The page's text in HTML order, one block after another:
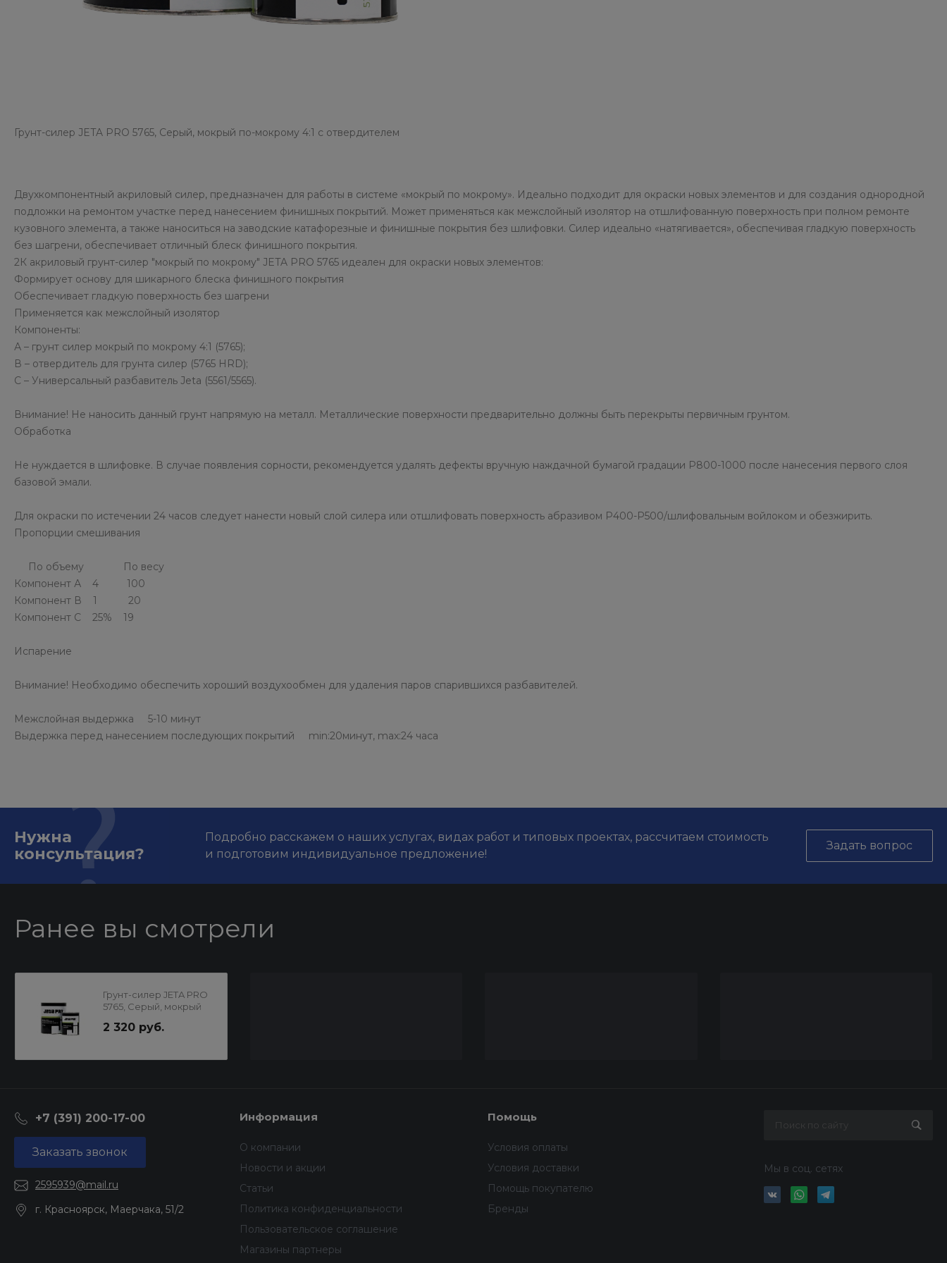
Грунт-силер JETA PRO 5765, Серый, мокрый по-мокрому 4:1 с отвердителем
Двухкомпонентный акриловый силер, предназначен для работы в системе «мокрый по мокрому». Идеально подходит для окраски новых элементов и для создания однородной
подложки на ремонтом участке перед нанесением финишных покрытий. Может применяться как межслойный изолятор на отшлифованную поверхность при полном ремонте
кузовного элемента, а также наноситься на заводские катафорезные и финишные покрытия без шлифовки. Силер идеально «натягивается», обеспечивая гладкую поверхность
без шагрени, обеспечивает отличный блеск финишного покрытия.
2К акриловый грунт-силер "мокрый по мокрому" JETA PRO 5765 идеален для окраски новых элементов:
Формирует основу для шикарного блеска финишного покрытия
Обеспечивает гладкую поверхность без шагрени
Применяется как межслойный изолятор
Компоненты:
А – грунт силер мокрый по мокрому 4:1 (5765);
В – отвердитель для грунта силер (5765 HRD);
С – Универсальный разбавитель Jeta (5561/5565).
Внимание! Не наносить данный грунт напрямую на металл. Металлические поверхности предварительно должны быть перекрыты первичным грунтом.
Обработка
Не нуждается в шлифовке. В случае появления сорности, рекомендуется удалять дефекты вручную наждачной бумагой градации P800-1000 после нанесения первого слоя
базовой эмали.
Для окраски по истечении 24 часов следует нанести новый слой силера или отшлифовать поверхность абразивом Р400-Р500/шлифовальным войлоком и обезжирить.
Пропорции смешивания
По объему По весу
Компонент А 4 100
Компонент В 1 20
Компонент С 25% 19
Испарение
Внимание! Необходимо обеспечить хороший воздухообмен для удаления паров спарившихся разбавителей.
Межслойная выдержка 5-10 минут
Выдержка перед нанесением последующих покрытий min:20минут, max:24 часа
Нужна
консультация?
Подробно расскажем о наших услугах, видах работ и типовых проектах, рассчитаем стоимость
и подготовим индивидуальное предложение!
Задать вопрос
Ранее вы смотрели
Грунт-силер JETA PRO
5765, Серый, мокрый
отвердителем
2 320 руб.
+7 (391) 200-17-00
Заказать звонок
2595939@mail.ru
г. Красноярск, Маерчака, 51/2
Информация
О компании
Новости и акции
Статьи
Политика конфиденциальности
Пользовательское соглашение
Магазины партнеры
Помощь
Условия оплаты
Условия доставки
Помощь покупателю
Бренды
Мы в соц. сетях